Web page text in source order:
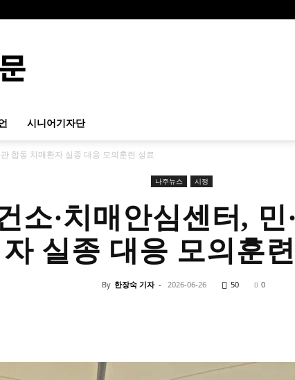
시니어기자단
합동 치매환자 실종 대응 모의훈련 성료
나주뉴스 시정
소·치매안심센터,
자 실종 대응 모의훈
By 한장숙 기자 - 2026-06-26 50 0